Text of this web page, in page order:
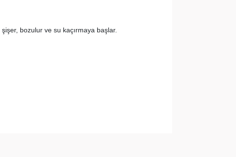
bozulur ve su kaçırmaya başlar.